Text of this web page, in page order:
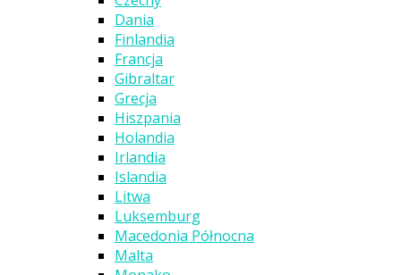
Dania
Finlandia
Francja
Gibraltar
Grecja
Hiszpania
Holandia
Irlandia
Islandia
Litwa
Luksemburg
Macedonia Północna
Malta